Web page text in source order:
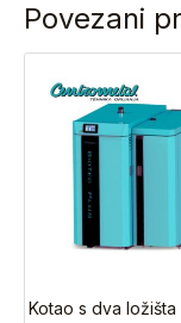
Povezani
Kotao s dva ložišta
bila
je:
cijena
je: